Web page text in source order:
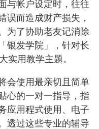
与帐户设定时，往往
误而造成财产损失，
为了协助老友记消除
银发学院」，针对长
实用教学主题。
会使用最亲切且简单
心的一对一指导，指
应用程式使用、电子
透过这些专业的辅导